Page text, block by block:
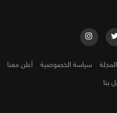
سياسة الخصوصية أعلن معنا
بنا